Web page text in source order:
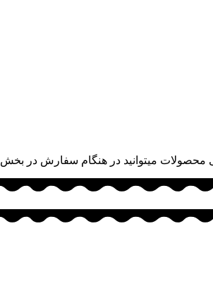
محصولات میتوانید در هنگام سفارش در بخش